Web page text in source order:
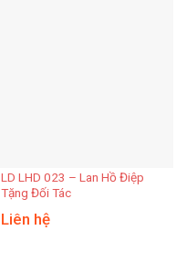
LD LHD 023 – Lan Hồ Điệp
Tặng Đối Tác
Liên hệ